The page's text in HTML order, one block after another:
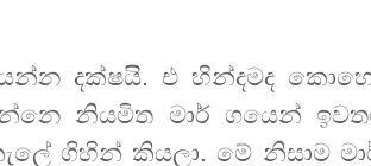
දක්ෂයි. එ හින්දමද
නියමිත මාර් ගයෙන්
ගිහින් කියලා. මේ නිසාම